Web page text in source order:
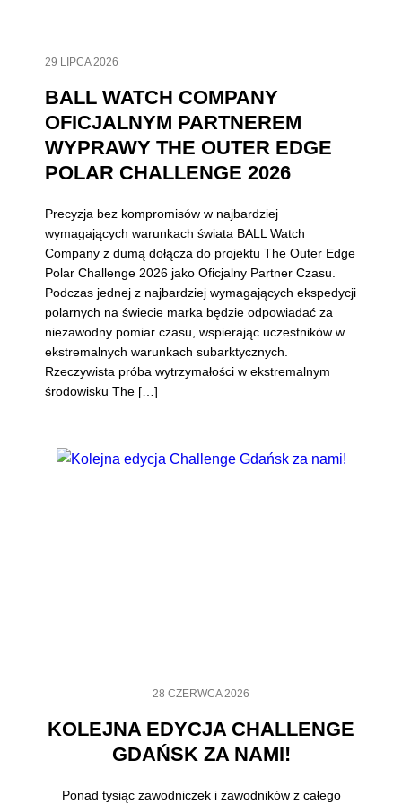
29 LIPCA 2026
BALL WATCH COMPANY
OFICJALNYM PARTNEREM
WYPRAWY THE OUTER EDGE
POLAR CHALLENGE 2026
Precyzja bez kompromisów w najbardziej
wymagających warunkach świata BALL Watch
Company z dumą dołącza do projektu The Outer Edge
Polar Challenge 2026 jako Oficjalny Partner Czasu.
Podczas jednej z najbardziej wymagających ekspedycji
polarnych na świecie marka będzie odpowiadać za
niezawodny pomiar czasu, wspierając uczestników w
ekstremalnych warunkach subarktycznych.
Rzeczywista próba wytrzymałości w ekstremalnym
środowisku The […]
28 CZERWCA 2026
KOLEJNA EDYCJA CHALLENGE
GDAŃSK ZA NAMI!
Ponad tysiąc zawodniczek i zawodników z całego